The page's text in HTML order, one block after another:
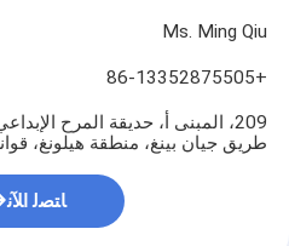
Ms. Ming Qiu
+86-13352875505
طريق جيان بينغ، منطقة هيلونغ، قوانغتشو
ﺎﺘﺼﻟ ﺍﻶﻧ